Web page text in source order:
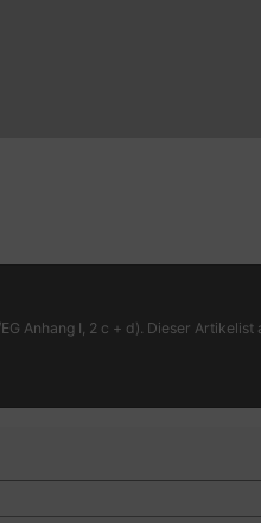
Anhang I, 2 c + d). Dieser